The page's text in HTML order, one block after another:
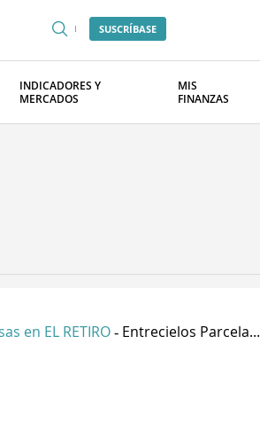
SUSCRÍBASE
INDICADORES Y
MERCADOS
MIS
FINANZAS
en EL RETIRO - Entrecielos Parcela...